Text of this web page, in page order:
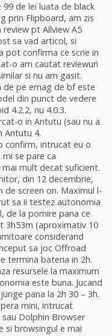
de lei luata de black
prin Flipboard, am zis
pt Allview A5
sa vad articol, si
pot confirma ce scrie in
o am cautat reviewuri
si nu am gasit.
pe emag de bf este
din punct de vedere
4.2.2, nu 4.0.3.
o in Antutu (sau nu a
Antutu 4.
confirm, intrucat eu o
se pare ca
mult decat suficient.
din 12 decembrie,
de screen on. Maximul l-
sa ii testez autonomia
de la pornire pana ce
3h53m (aproximativ 10
considerand
sa joc Offroad
termina bateria in 2h.
resursele la maximum
este buna. Jucand
pana la 2h 30 – 3h.
mini, intrucat
Dolphin Browser
si browsingul e mai